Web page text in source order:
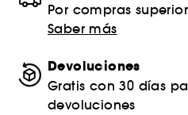
Por compras
Saber más
Devoluciones
Gratis con 30 días
devoluciones